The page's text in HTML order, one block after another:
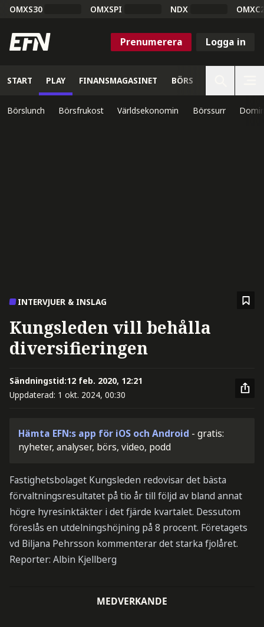
OMXS30 OMXSPI NDX
Prenumerera Logga in
START PLAY FINANSMAGASINET BÖRS
Börslunch Börsfrukost Världsekonomin Börssurr
INTERVJUER & INSLAG
Kungsleden vill behålla
diversifieringen
Sändningstid:12 feb. 2020, 12:21
Uppdaterad: 1 okt. 2024, 00:30
Hämta EFN:s app för iOS och Android - gratis:
nyheter, analyser, börs, video, podd
Fastighetsbolaget Kungsleden redovisar det bästa
förvaltningsresultatet på tio år till följd av bland annat
högre hyresinktäkter i det fjärde kvartalet. Dessutom
föreslås en utdelningshöjning på 8 procent. Företagets
vd Biljana Pehrsson kommenterar det starka fjolåret.
Reporter: Albin Kjellberg
MEDVERKANDE